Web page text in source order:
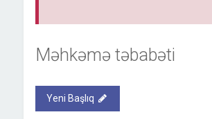
Məhkəmə təbabəti
Yeni Başlıq